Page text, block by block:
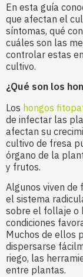
En esta guía
que afectan el
síntomas, qué
cuáles son las
controlar estas
cultivo.
¿Qué son los
Los hongos
de infectar las
afectan su
cultivo de fresa
órgano de la
y frutos.
Algunos viven de
el sistema
sobre el follaje o
condiciones
Muchos de ellos
dispersarse
riego, las
entre plantas.